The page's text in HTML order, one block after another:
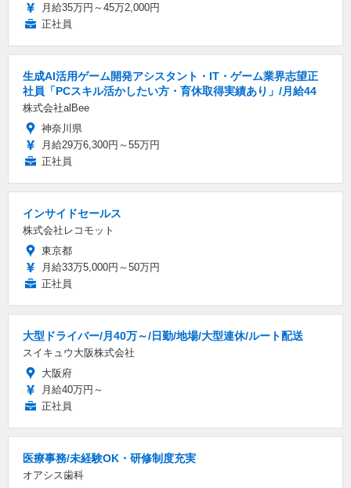
月給35万円～45万2,000円
正社員
生成AI活用ゲーム開発アシスタント・IT・ゲーム業界志望正
社員「PCスキル活かしたい方・育休取得実績あり」/月給44
株式会社alBee
神奈川県
月給29万6,300円～55万円
正社員
インサイドセールス
株式会社レコモット
東京都
月給33万5,000円～50万円
正社員
大型ドライバー/月40万～/日勤/地場/大型連休/ルート配送
スイキュウ大阪株式会社
大阪府
月給40万円～
正社員
医療事務/未経験OK・研修制度充実
オアシス歯科